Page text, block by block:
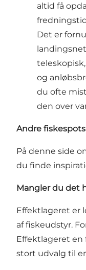
altid få
Det er
og
du ofte
den over
Andre
På denne side
du finde
Mangler du det
Effektlageret er
af fiskeudstyr.
Effektlageret en
stort udvalg til